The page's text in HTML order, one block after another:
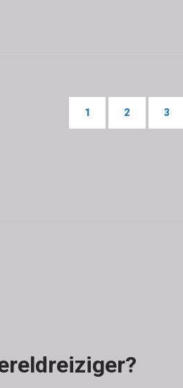
1 2 3